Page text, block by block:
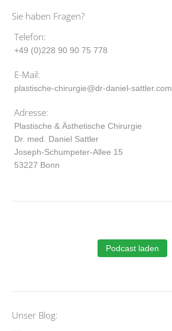
Sie haben Fragen?
Telefon:
+49 (0)228 90 90 75 778
E-Mail:
plastische-chirurgie@dr-daniel-sattler.com
Adresse:
Plastische & Ästhetische Chirurgie
Dr. med. Daniel Sattler
Joseph-Schumpeter-Allee 15
53227 Bonn
Podcast laden
Unser Blog: